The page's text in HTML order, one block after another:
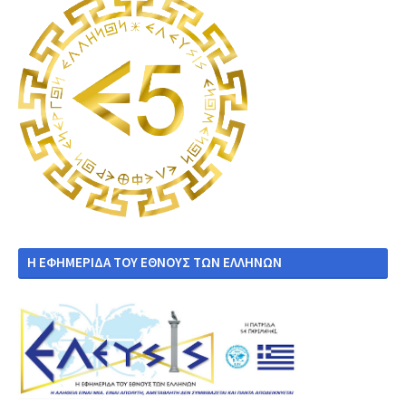
Η ΕΦΗΜΕΡΙΔΑ ΤΟΥ ΕΘΝΟΥΣ ΤΩΝ ΕΛΛΗΝΩΝ